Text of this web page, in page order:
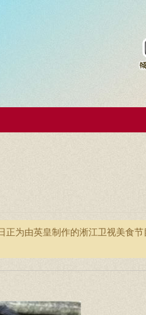
料档案
为由英皇制作的淅江卫视美食